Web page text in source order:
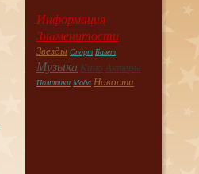
Информация
Знaменитости
Звезды Спoрт Балет
Музыкa Кино Актеры
Политики Модa Новости